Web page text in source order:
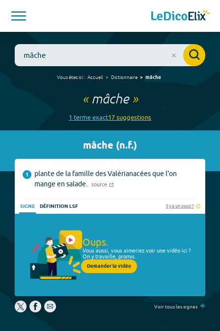
Vous êtes ici : Accueil Dictionnaire mâche
« mâche»
1 termeexact17suggestions
mâche (n.f.)
1
plante de la famille des Valérianacées que l'on
mange en salade.
source
SIGNE DÉFINITION LSF Il y a un souci ?
Oups.
Vous aussi, vous aimeriez voir une vidéo ici ?
On y travaille, promis.
Demander la vidéo
Voir tous les signes +